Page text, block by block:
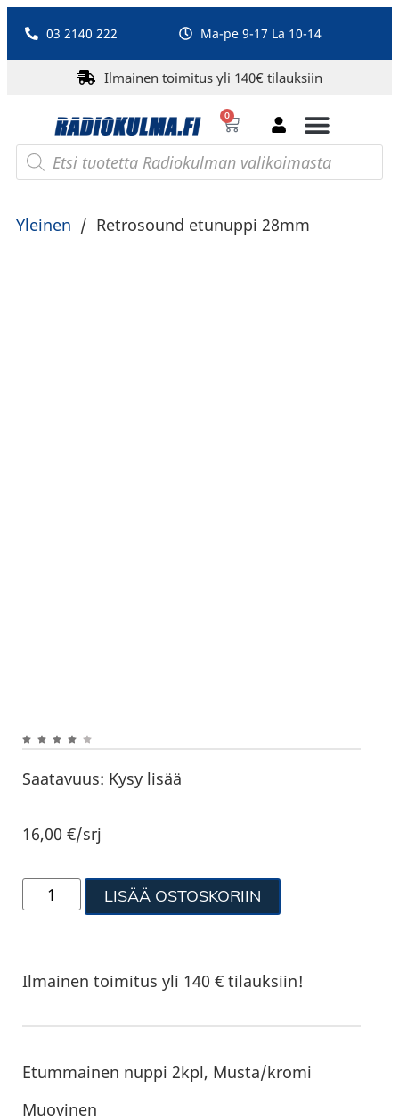
03 2140 222 Ma-pe 9-17 La 10-14
Ilmainen toimitus yli 140€ tilauksiin
0
Yleinen / Retrosound etunuppi 28mm
Saatavuus: Kysy lisää
16,00€/srj
LISÄÄ OSTOSKORIIN
Ilmainen toimitus yli 140 € tilauksiin!
Etummainen nuppi 2kpl, Musta/kromi
Muovinen